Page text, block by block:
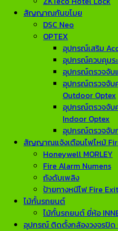
สัญญาณกันขโมย
DSC Neo
OPTEX
อุปกรณ์เสริม
อุปกรณ์ควบคุมร
อุปกรณ์ตรวจจับ
อุปกรณ์ตรวจจับ
Outdoor Optex
อุปกรณ์ตรวจจับ
Indoor Optex
อุปกรณ์ตรวจจับ
สัญญาณแจ้งเตือนไฟไหม้
Honeywell MORLEY
Fire Alarm Numens
ถังดับเพลิง
ป้ายทางหนีไฟ Fire Exit
ไม้กั้นรถยนต์
ไม้กั้นรถยนต์ ยี่ห้อ
อุปกรณ์ ติดตั้งกล้องวงจรปิด